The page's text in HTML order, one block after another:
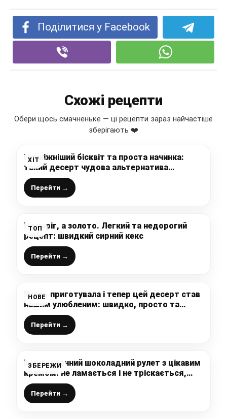
Поділитися у Facebook
Схожі рецепти
Обери щось смачненьке — ці рецепти зараз найчастіше
зберігають ❤️
ХІТ
Найніжніший бісквіт та проста начинка:
такий десерт чудова альтернатива
складним у приготуванні тортам, в міру
солодко, ніжно та неймовірно смачно
Перейти →
ТОП
Не пиріг, а золото. Легкий та недорогий
рецепт: швидкий сирний кекс
Перейти →
НОВЕ
Якось приготувала і тепер цей десерт став
нашим улюбленим: швидко, просто та
смачно дуже (рецепт без духовки та без
яєць)
Перейти →
ЗБЕРЕЖИ
Божественний шоколадний рулет з цікавим
кремом: не ламається і не тріскається,
ділюсь рецептом
Перейти →